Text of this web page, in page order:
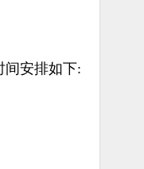
间安排如下: